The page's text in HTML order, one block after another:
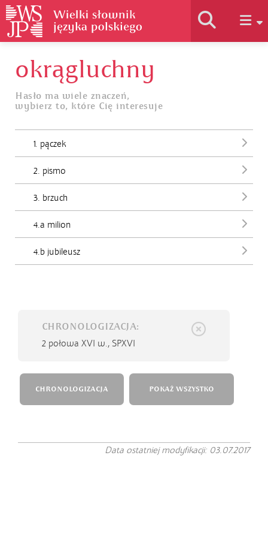
Historia słownika
Jak korzystać
okrągluchny
Hasło ma wiele znaczeń,
wybierz to, które Cię interesuje
1. pączek
2. pismo
3. brzuch
4.a milion
4.b jubileusz
CHRONOLOGIZACJA:
2 połowa XVI w., SPXVI
CHRONOLOGIZACJA POKAŻ WSZYSTKO
Data ostatniej modyfikacji: 03.07.2017